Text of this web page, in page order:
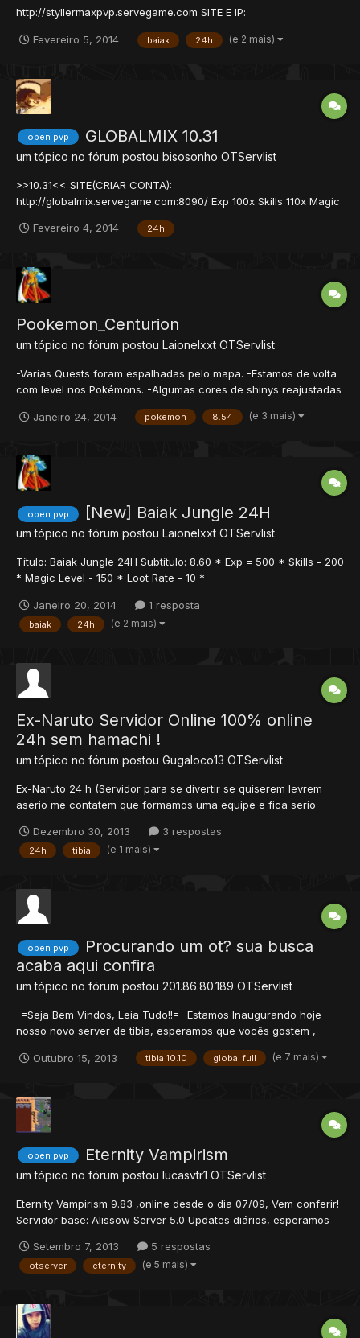
http://styllermaxpvp.servegame.com SITE E IP:
--------- » Grande sala de teleports para hunts e quests » Free
as...
Fevereiro 5, 2014 baiak 24h (e 2 mais)
open pvp GLOBALMIX 10.31
um tópico no fórum postou bisosonho OTServlist
>>10.31<< SITE(CRIAR CONTA):
http://globalmix.servegame.com:8090/ Exp 100x Skills 110x Magic
TOPS, OBJETOS NOVOS! CRIADO RECENTEMENTE! SISTEMA DE
Fevereiro 4, 2014 24h
Pookemon_Centurion
um tópico no fórum postou Laionelxxt OTServlist
-Varias Quests foram espalhadas pelo mapa. -Estamos de volta
com level nos Pokémons. -Algumas cores de shinys reajustadas
feitas. -Novas caves espalhadas pelo mapa. -Area de Duel. -TC-
Janeiro 24, 2014 pokemon 8.54 (e 3 mais)
open pvp [New] Baiak Jungle 24H
um tópico no fórum postou Laionelxxt OTServlist
Título: Baiak Jungle 24H Subtítulo: 8.60 * Exp = 500 * Skills - 200
* Magic Level - 150 * Loot Rate - 10 *
Janeiro 20, 2014
1 resposta
baiak 24h (e 2 mais)
Ex-Naruto Servidor Online 100% online
24h sem hamachi !
um tópico no fórum postou Gugaloco13 OTServlist
Ex-Naruto 24 h (Servidor para se divertir se quiserem levrem
aserio me contatem que formamos uma equipe e fica serio
: ex-naruto.zapto.org Exames de graduações - genin - chunin -
jounin Experiemcia: 100x muito bom. exper...
Dezembro 30, 2013 3 respostas
24h tibia (e 1 mais)
open pvp
Procurando um ot? sua busca
acaba aqui confira
um tópico no fórum postou 201.86.80.189 OTServlist
-=Seja Bem Vindos, Leia Tudo!!=- Estamos Inaugurando hoje
nosso novo server de tibia, esperamos que vocês gostem ,
incluso. Trainers no Teleporte do SPAWN. Real CipMap Dedicado
Outubro 15, 2013 tibia 10.10 global full (e 7 mais)
open pvp Eternity Vampirism
um tópico no fórum postou lucasvtr1 OTServlist
Eternity Vampirism 9.83 ,online desde o dia 07/09, Vem conferir!
Servidor base: Alissow Server 5.0 Updates diários, esperamos
mapa unico. Adicionado novos systems, quests e events. Ip:
eternity-server.servegame.com Vagas para Staff abe...
Setembro 7, 2013 5 respostas
otserver eternity (e 5 mais)